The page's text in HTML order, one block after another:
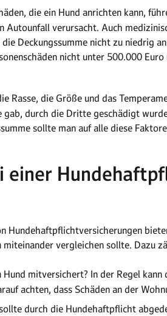
die ein Hund anrichten kann,
Autounfall verursacht. Auch
Deckungssumme nicht zu niedrig
nicht unter 500.000
Rasse, die Größe und das
durch die Dritte geschädigt
sollte man auf alle diese
einer
Hundehaftpflichtversicherungen
miteinander vergleichen sollte. Dazu
Hund mitversichert? In der Regel
achten, dass Schäden an der
sollte durch die Hundehaftpflicht